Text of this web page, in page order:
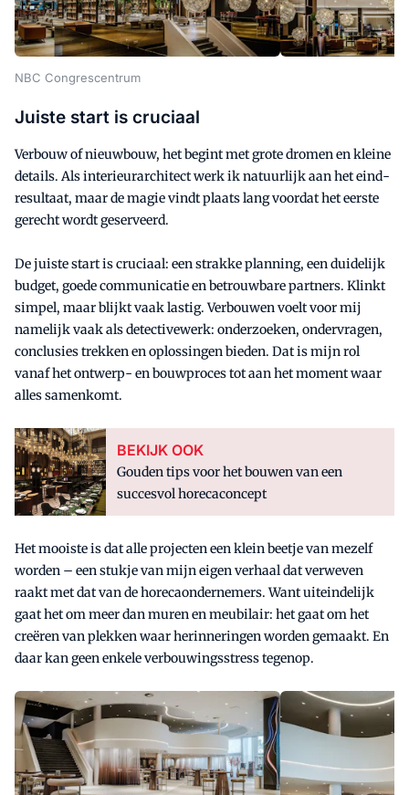
NBC Congrescentrum
Juiste start is cruciaal
Verbouw of nieuwbouw, het begint met grote dromen en kleine
details. Als interieurarchitect werk ik natuurlijk aan het eind­
resultaat, maar de magie vindt plaats lang voordat het eerste
gerecht wordt geserveerd.
De juiste start is cruciaal: een strakke planning, een duidelijk
budget, goede communicatie en betrouwbare partners. Klinkt
simpel, maar blijkt vaak lastig. Verbouwen voelt voor mij
namelijk vaak als detectivewerk: onderzoeken, ondervragen,
conclusies trekken en oplossingen bieden. Dat is mijn rol
vanaf het ontwerp- en bouw­proces tot aan het moment waar
alles samenkomt.
BEKIJK OOK
Gouden tips voor het bouwen van een
succesvol horecaconcept
Het mooiste is dat alle projecten een klein beetje van mezelf
worden – een stukje van mijn eigen verhaal dat verweven
raakt met dat van de horecaondernemers. Want uiteindelijk
gaat het om meer dan muren en meubilair: het gaat om het
creëren van plekken waar herinneringen worden gemaakt. En
daar kan geen enkele verbouwingsstress tegenop.